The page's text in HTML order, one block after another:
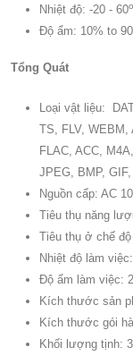
Nhiệt độ: -20 - 60o
Độ ẩm: 10% to
Tổng Quát
Loại vật liệu:
TS, FLV, WEBM,
FLAC, ACC,
JPEG, BMP, GIF,
Nguồn cấp: AC
Tiêu thụ năng
Tiêu thụ ở chế
Nhiệt độ làm
Độ ẩm làm việc:
Kích thước sản
Kích thước gói
Khối lượng tịnh: